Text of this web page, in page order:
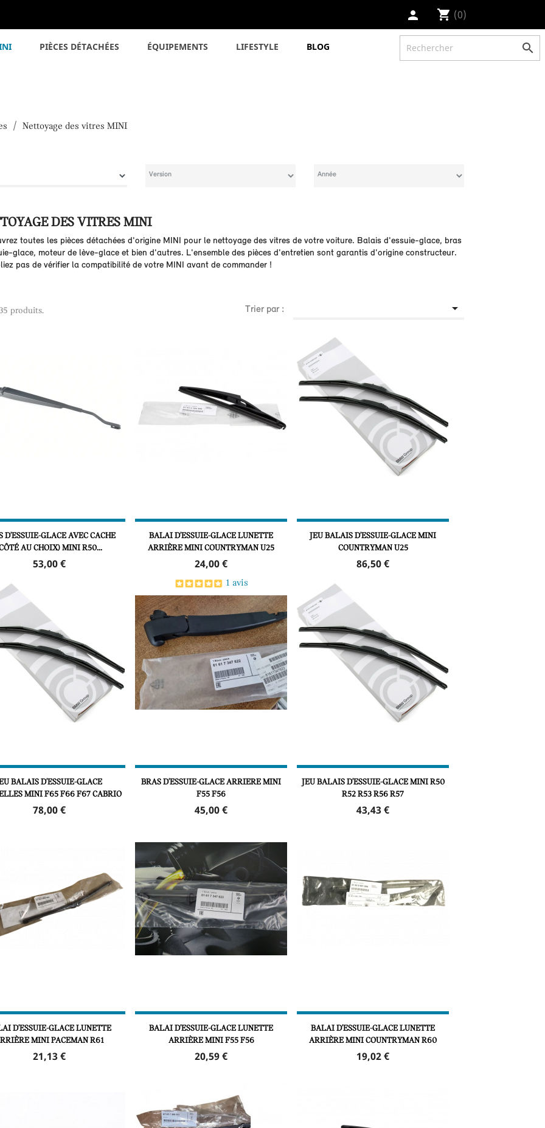
person shopping_cart (0)
PIÈCES DÉTACHÉES ÉQUIPEMENTS LIFESTYLE BLOG 
Nettoyage des vitres MINI
DES VITRES MINI
toutes les pièces détachées d'origine MINI pour le nettoyage des vitresde votre voiture. Balais d'essuie-glace, bras
glace, moteur de lève-glace et bien d'autres. L'ensemble des pièces d'entretien sont garantis d'origine constructeur.
pas de vérifier la compatibilité de votre MINI avant de commander !
produits. Trier par : 
D'ESSUIE-GLACE AVEC CACHE
AU CHOIX) MINI R50...
Prix
53,00 €
BALAI D'ESSUIE-GLACE LUNETTE
ARRIÈRE MINI COUNTRYMAN U25
Prix
24,00 €
1 avis
JEU BALAIS D'ESSUIE-GLACE MINI
COUNTRYMAN U25
Prix
86,50 €
BALAIS D'ESSUIE-GLACE
MINI F65 F66 F67 CABRIO
Prix
78,00 €
BRAS D'ESSUIE-GLACE ARRIERE MINI
F55 F56
Prix
45,00 €
JEU BALAIS D'ESSUIE-GLACE MINI R50
R52 R53 R56 R57
Prix
43,43 €
D'ESSUIE-GLACE LUNETTE
MINI PACEMAN R61
Prix
21,13 €
BALAI D'ESSUIE-GLACE LUNETTE
ARRIÈRE MINI F55 F56
Prix
20,59 €
BALAI D'ESSUIE-GLACE LUNETTE
ARRIÈRE MINI COUNTRYMAN R60
Prix
19,02 €